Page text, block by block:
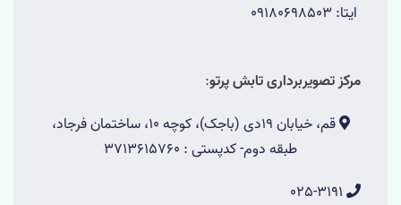
ایتا: 09180698503
مرکز تصویربرداری تابش پرتو:
قم، خیابان 19دی (باجک)، کوچه 10، ساختمان فرجاد،
طبقه دوم- کدپستی : 3713615760
025-3191